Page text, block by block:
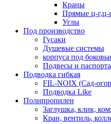
Краны
Прямые ц-
Углы
Под производство
Гусаки
Душевые системы
корпуса под
Подвесы и паспорта
Подводка гибкая
FIL-NOIX (Сад-
Подводка Like
Полипропилен
Заглушка, клик,
Кран, вентиль,